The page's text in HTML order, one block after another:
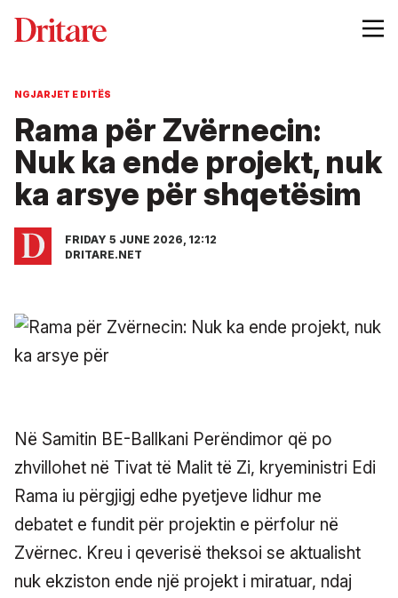
NGJARJET E DITËS
Rama për Zvërnecin:
Nuk ka ende projekt, nuk
ka arsye për shqetësim
FRIDAY 5 JUNE 2026, 12:12
DRITARE.NET
Në Samitin BE-Ballkani Perëndimor që po
zhvillohet në Tivat të Malit të Zi, kryeministri Edi
Rama iu përgjigj edhe pyetjeve lidhur me
debatet e fundit për projektin e përfolur në
Zvërnec. Kreu i qeverisë theksoi se aktualisht
nuk ekziston ende një projekt i miratuar, ndaj